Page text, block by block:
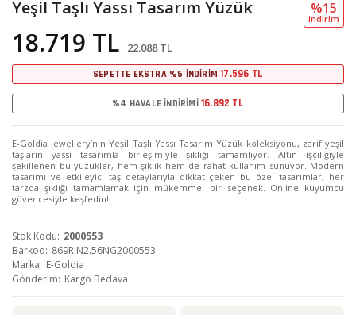
Yeşil Taşlı Yassı Tasarım Yüzük
18.719 TL 22.088 TL
%15
i̇ndi̇ri̇m
SEPETTE EKSTRA %5 İNDİRİM17.596 TL
%4 HAVALE İNDİRİMİ 16.892 TL
E-Goldia Jewellery’nin Yeşil Taşlı Yassı Tasarım Yüzük koleksiyonu, zarif yeşil
taşların yassı tasarımla birleşimiyle şıklığı tamamlıyor. Altın işçiliğiyle
şekillenen bu yüzükler, hem şıklık hem de rahat kullanım sunuyor. Modern
tasarımı ve etkileyici taş detaylarıyla dikkat çeken bu özel tasarımlar, her
tarzda şıklığı tamamlamak için mükemmel bir seçenek. Online kuyumcu
güvencesiyle keşfedin!
Stok Kodu 2000553
Barkod 869RIN2.56NG2000553
Marka E-Goldia
Gönderim Kargo Bedava